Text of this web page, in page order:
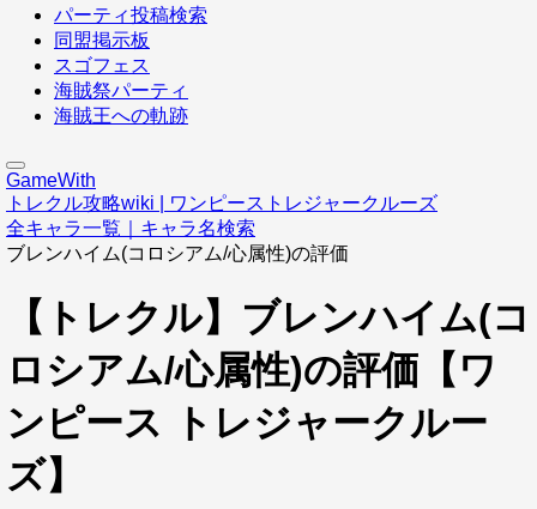
パーティ投稿検索
同盟掲示板
スゴフェス
海賊祭パーティ
海賊王への軌跡
GameWith
トレクル攻略wiki | ワンピーストレジャークルーズ
全キャラ一覧｜キャラ名検索
ブレンハイム(コロシアム/心属性)の評価
【トレクル】ブレンハイム(コ
ロシアム/心属性)の評価【ワ
ンピース トレジャークルー
ズ】